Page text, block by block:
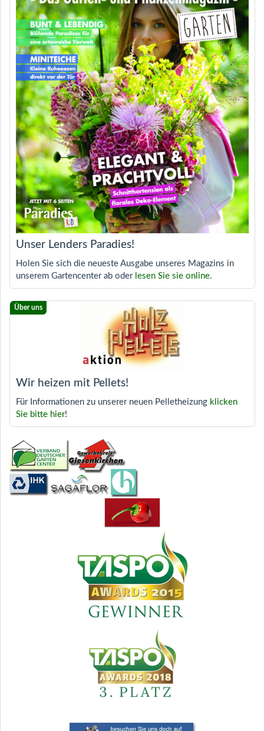
Unser Lenders Paradies!
Holen Sie sich die neueste Ausgabe unseres Magazins in
unserem Gartencenter ab oder lesen Sie sie online.
Wir heizen mit Pellets!
Für Informationen zu unserer neuen Pelletheizung klicken
Sie bitte hier!